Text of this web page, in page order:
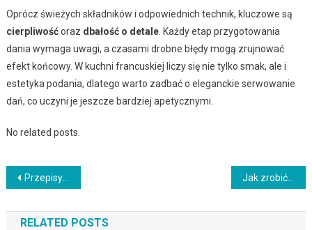
Oprócz świeżych składników i odpowiednich technik, kluczowe są
cierpliwośćoraz dbałość o detale. Każdy etap przygotowania
dania wymaga uwagi, a czasami drobne błędy mogą zrujnować
efekt końcowy. W kuchni francuskiej liczy się nie tylko smak, ale i
estetyka podania, dlatego warto zadbać o eleganckie serwowanie
dań, co uczyni je jeszcze bardziej apetycznymi.
No related posts.
Nawigacja
wpisu
Przepisy na soczyste burgery: jak przygotować idealne domowe hamburgery Jak zrobić idealne danie dla wegetarian – burger warzywny?
RELATED POSTS